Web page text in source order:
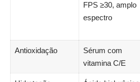
FPS ≥30, amplo
espectro
Antioxidação
Sérum com
vitamina C/E